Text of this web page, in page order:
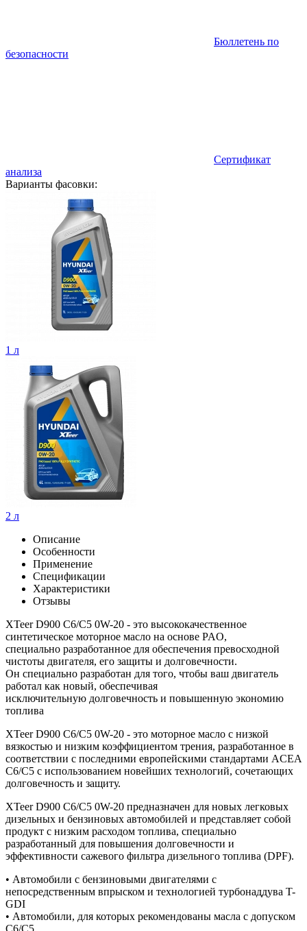
Бюллетень по
безопасности
Сертификат
анализа
Варианты фасовки:
1 л
2 л
Описание
Особенности
Применение
Спецификации
Характеристики
Отзывы
XTeer D900 C6/C5 0W-20 - это высококачественное
синтетическое моторное масло на основе PAO,
специально разработанное для обеспечения превосходной
чистоты двигателя, его защиты и долговечности.
Он специально разработан для того, чтобы ваш двигатель
работал как новый, обеспечивая
исключительную долговечность и повышенную экономию
топлива
XTeer D900 C6/C5 0W-20 - это моторное масло с низкой
вязкостью и низким коэффициентом трения, разработанное в
соответствии с последними европейскими стандартами ACEA
C6/C5 с использованием новейших технологий, сочетающих
долговечность и защиту.
XTeer D900 C6/C5 0W-20 предназначен для новых легковых
дизельных и бензиновых автомобилей и представляет собой
продукт с низким расходом топлива, специально
разработанный для повышения долговечности и
эффективности сажевого фильтра дизельного топлива (DPF).
• Автомобили с бензиновыми двигателями с
непосредственным впрыском и технологией турбонаддува T-
GDI
• Автомобили, для которых рекомендованы масла с допуском
C6/C5